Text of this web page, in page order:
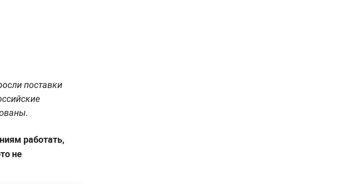
поставки
работать,
не